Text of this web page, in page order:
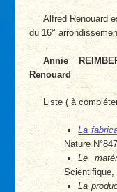
Alfred Renouard
du 16e
Annie
Renouard
Liste ( à
La
Nature
Le
Scientifique,
La